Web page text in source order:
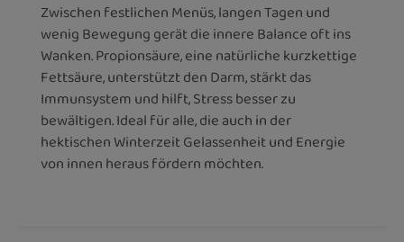
Zwischen festlichen Menüs, langen Tagen und
wenig Bewegung gerät die innere Balance oft ins
Wanken. Propionsäure, eine natürliche kurzkettige
Fettsäure, unterstützt den Darm, stärkt das
Immunsystem und hilft, Stress besser zu
bewältigen. Ideal für alle, die auch in der
hektischen Winterzeit Gelassenheit und Energie
von innen heraus fördern möchten.